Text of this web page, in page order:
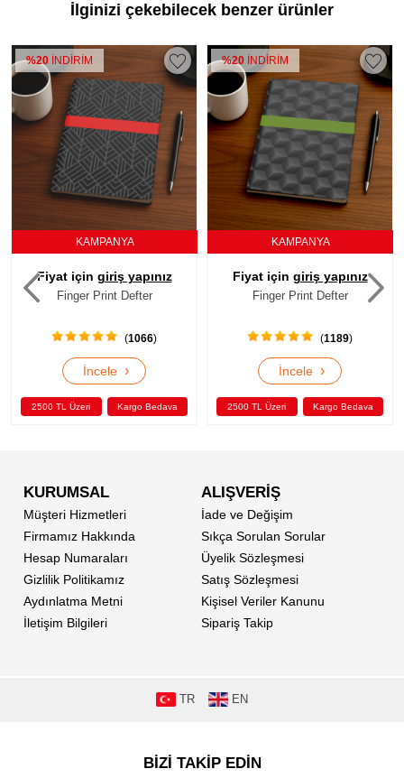
İlginizi çekebilecek benzer ürünler
%20İNDİRİM
KAMPANYA
Fiyat içingiriş yapınız
Finger Print Defter
(1189
İncele
2500 TL Üzeri Kargo Bedava
%20İNDİRİM
KAMPANYA
Fiyat içingiriş yapınız
Finger Print Defter
(1070
İncele
2500 TL Üzeri Kargo Bedava
KURUMSAL
Müşteri Hizmetleri
Firmamız Hakkında
Hesap Numaraları
Gizlilik Politikamız
Aydınlatma Metni
İletişim Bilgileri
ALIŞVERİŞ
İade ve Değişim
Sıkça Sorulan Sorular
Üyelik Sözleşmesi
Satış Sözleşmesi
Kişisel Veriler Kanunu
Sipariş Takip
TR EN
BİZİ TAKİP EDİN